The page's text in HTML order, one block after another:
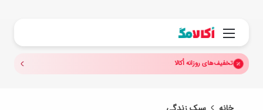
منو
تخفیف‌های روزانه اُکالا